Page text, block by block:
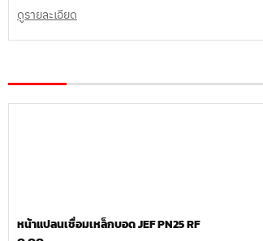
ดูรายละเอียด
หน้าแปลนเชื่อมเหล็กบอด JEF PN25 RF